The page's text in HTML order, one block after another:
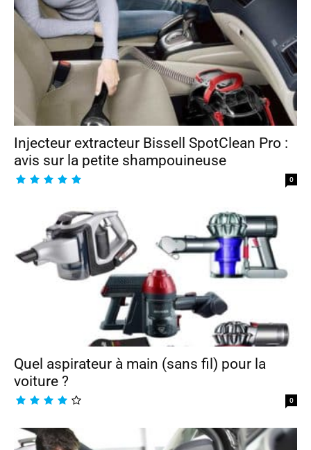
Injecteur extracteur Bissell SpotClean Pro :
avis sur la petite shampouineuse
0
Quel aspirateur à main (sans fil) pour la
voiture ?
0